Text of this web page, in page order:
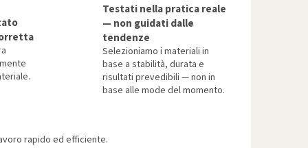
Testati nella pratica reale
— non guidati dalle
tendenze
Selezioniamo i materiali in
base a stabilità, durata e
risultati prevedibili — non in
base alle mode del momento.
rapido ed efficiente.